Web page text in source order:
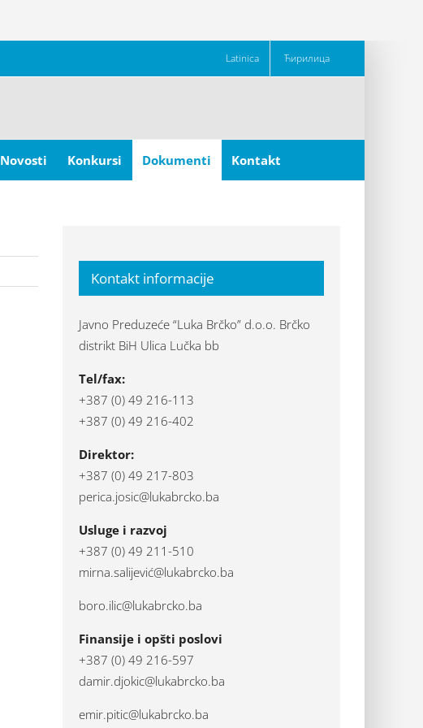
Latinica Ћирилица
Novosti Konkursi Dokumenti Kontakt
Kontakt informacije
Javno Preduzeće “Luka Brčko” d.o.o. Brčko
distrikt BiH Ulica Lučka bb
Tel/fax:
+387 (0) 49 216-113
+387 (0) 49 216-402
Direktor:
+387 (0) 49 217-803
perica.josic@lukabrcko.ba
Usluge i razvoj
+387 (0) 49 211-510
mirna.salijević@lukabrcko.ba
boro.ilic@lukabrcko.ba
Finansije i opšti poslovi
+387 (0) 49 216-597
damir.djokic@lukabrcko.ba
emir.pitic@lukabrcko.ba